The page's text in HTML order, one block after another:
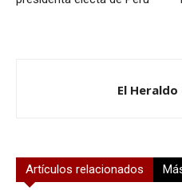
El
Artículos relacionados